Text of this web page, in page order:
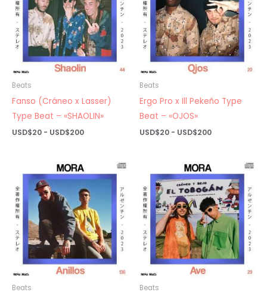
Beats
Fanso (Cráneo x Lasser)
Type Beat – «SHAOLIN»
USD$20 - USD$200Rango
USD$20
hasta
USD$200
Beats
Ergo Pro x Ill Pekeño Type
Beat – «OJOS»
USD$20 - USD$200Rango
USD$20
hasta
USD$200
Beats Beats